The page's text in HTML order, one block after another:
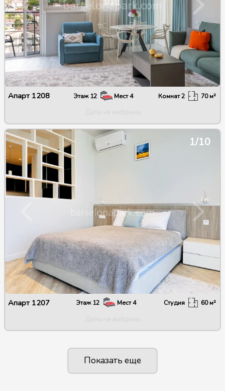
Апарт 1208 Этаж 12 Мест4 Комнат2 70м²
1/10
Апарт 1207 Этаж 12 Мест4 Студия 60м²
Показать еще